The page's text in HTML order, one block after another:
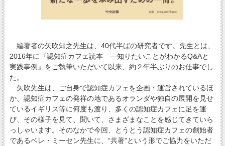
編著者の矢吹知之先生は、40代半ばの研究者です。先生とは、
2016年に『認知症カフェ読本 ―知りたいことがわかるQ&Aと
実践事例』をご執筆いただいて以来、約２年半ぶりのお仕事でし
た。
矢吹先生は、ご自身で認知症カフェを企画・運営されているほ
か、認知症カフェの発祥の地であるオランダや独自の展開を見せ
ているイギリス等に何度も渡り、多くの認知症カフェに足を運
び、その様子を見て、聞いて、さまざまなことを感じてきていら
っしゃいます。そのなかで今回、とうとう認知症カフェの創始者
であるベレ・ミーセン先生に、“共著”という形でご協力をいただ